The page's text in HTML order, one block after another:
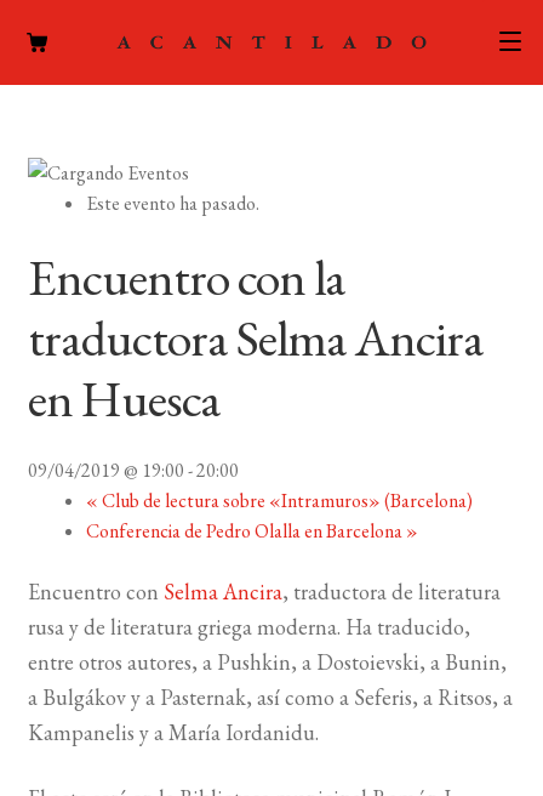
PODCAST
LA EDITORIAL
CONTACTO
MI CUENTA
BUSCAR
LISTA DE LIBROS
Este evento ha pasado.
Encuentro con la
traductora Selma Ancira
en Huesca
09/04/2019 @ 19:00-20:00
«Club de lectura sobre «Intramuros» (Barcelona)
Conferencia de Pedro Olalla en Barcelona»
Encuentro con Selma Ancira, traductora de literatura
rusa y de literatura griega moderna. Ha traducido,
entre otros autores, a Pushkin, a Dostoievski, a Bunin,
a Bulgákov y a Pasternak, así como a Seferis, a Ritsos, a
Kampanelis y a María Iordanidu.